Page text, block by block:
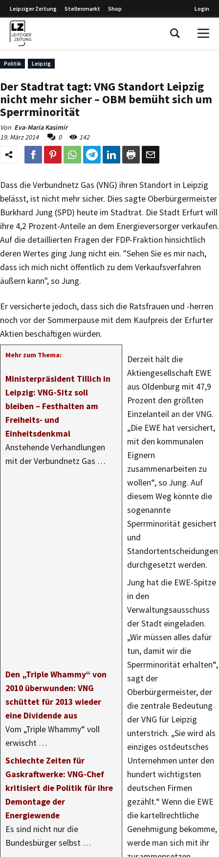
Leipziger Zeitung Stellenmarkt Shop Login
Politik Leipzig
Der Stadtrat tagt: VNG Standort Leipzig
nicht mehr sicher – OBM bemüht sich um
Sperrminorität
Von Eva-Maria Kasimir
19. März 2014
0 142
Dass die Verbundnetz Gas (VNG) ihren Standort in Leipzig
belässt, ist nicht mehr sicher. Dies sagte Oberbürgermeister
Burkhard Jung (SPD) heute im Stadtrat. Die Stadt Erfurt will
ihre 4,2 Prozent-Anteile an dem Energieversorger verkaufen.
Auf die detaillierten Fragen der FDP-Fraktion hinsichtlich
deren Wertes ging Jung nicht ein. "Sehen Sie es mir nach,
dass ich mich nicht öffentlich zu dem Verkaufsverfahren
äußern kann", so Jung.
Er versicherte jedoch, dass sich die Ratsfrauen und -herren
noch vor der Sommerpause mit dem Kaufpreis der Erfurter
Aktien beschäftigen würden.
Mehr zum Thema:
Ministerpräsident Tillich in
Leipzig: VNG-Sitz soll
bleiben – Festhalten am
Freiheits- und
Einheitsdenkmal
Anstehende Verhandlungen
mit der Verbundnetz Gas …
Den „Triple Whammy“ von
2010 überwunden: VNG
schüttet für 2013 wieder
eine Dividende aus
Vom „Triple Whammy“ voll
erwischt …
Schlechte Zeiten für
Gaskraftwerke: VNG-Chef
kritisiert die Politik für ihre
Demontage der
Energiewende
Es sind nicht nur die
Bundesbürger selbst …
Derzeit hält die
Aktiengesellschaft EWE
aus Oldenburg mit 47,9
Prozent den größten
Einzelanteil an der VNG.
„Die EWE hat versichert,
mit den kommunalen
Eignern
zusammenarbeiten zu
wollen“, so Jung. Auf
diesem Weg könnte die
sogenannte
Sperrminorität gesichert
und
Standortentscheidungen
durchgesetzt werden.
Jung hat die EWE-Spitze
in den
Verwaltungsausschuss
der Stadt eingeladen.
„Wir müssen alles dafür
tun, damit wir die
Sperrminorität erhalten“,
sagt der
Oberbürgermeister, der
die zentrale Bedeutung
der VNG für Leipzig
unterstrich. „Sie wird als
einziges ostdeutsches
Unternehmen unter den
hundert wichtigsten
deutschen Firmen
gezählt.“ Wenn die EWE
die kartellrechtliche
Genehmigung bekomme,
werde man sich mit ihr